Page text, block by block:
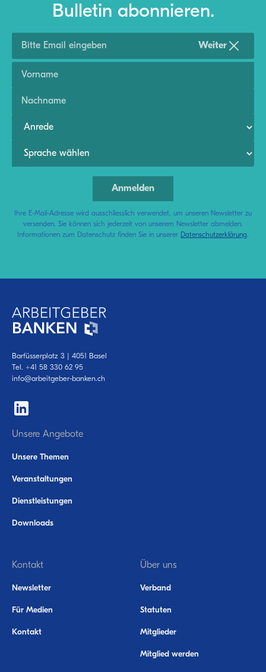
Bulletin abonnieren.
Weiter
Ihre E-Mail-Adresse wird ausschliesslich verwendet, um unseren Newsletter zu
versenden. Sie können sich jederzeit von unserem Newsletter abmelden.
Informationen zum Datenschutz finden Sie in unserer Datenschutzerklärung.
Barfüsserplatz 3 | 4051 Basel
Tel. +41 58 330 62 95
info@arbeitgeber-banken.ch
Unsere Angebote
Unsere Themen
Veranstaltungen
Dienstleistungen
Downloads
Über uns
Verband
Statuten
Mitglieder
Mitglied werden
Kontakt
Newsletter
Für Medien
Kontakt